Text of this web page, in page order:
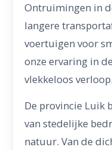
Ontruimingen in
langere
voertuigen voor
onze ervaring in
vlekkeloos verloop.
De provincie Luik
van stedelijke
natuur. Van de